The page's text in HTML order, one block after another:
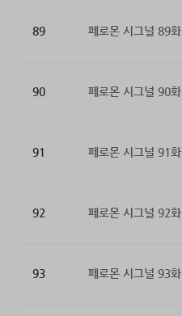
89 페로몬 시그널 89화
90 페로몬 시그널 90화
91 페로몬 시그널 91화
92 페로몬 시그널 92화
93 페로몬 시그널 93화